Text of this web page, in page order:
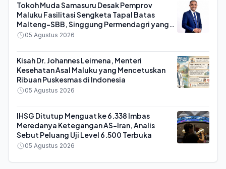
Tokoh Muda Samasuru Desak Pemprov
Maluku Fasilitasi Sengketa Tapal Batas
Malteng-SBB, Singgung Permendagri yang
Dianggap Kontra Konstitusi
05 Agustus 2026
Kisah Dr. Johannes Leimena, Menteri
Kesehatan Asal Maluku yang Mencetuskan
Ribuan Puskesmas di Indonesia
05 Agustus 2026
IHSG Ditutup Menguat ke 6.338 Imbas
Meredanya Ketegangan AS-Iran, Analis
Sebut Peluang Uji Level 6.500 Terbuka
05 Agustus 2026